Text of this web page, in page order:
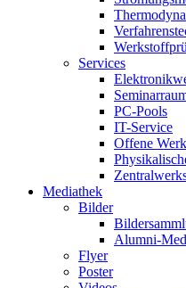
Services
PC-Pools
IT-Service
Offene
Mediathek
Bilder
Alumni-
Flyer
Poster